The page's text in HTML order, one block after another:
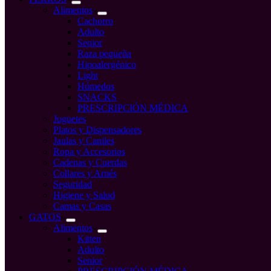
Alimentos
Cachorro
Adulto
Senior
Raza pequeña
Hipoalergénico
Light
Húmedos
SNACKS
PRESCRIPCIÓN MÉDICA
Juguetes
Platos y Dispensadores
Jaulas y Caniles
Ropa y Accesorios
Cadenas y Cuerdas
Collares y Arnés
Seguridad
Higiene y Salud
Camas y Casas
GATOS
Alimentos
Kitten
Adulto
Senior